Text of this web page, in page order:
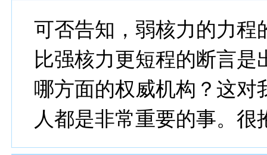
可否告知，弱核力的力程
比强核力更短程的断言
哪方面的权威机构？这对
人都是非常重要的事。很